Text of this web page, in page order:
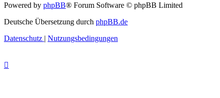
Powered by phpBB® Forum Software © phpBB Limited
Deutsche Übersetzung durch phpBB.de
Datenschutz | Nutzungsbedingungen